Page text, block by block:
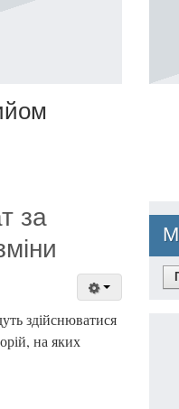
за
здійснюватися
на яких